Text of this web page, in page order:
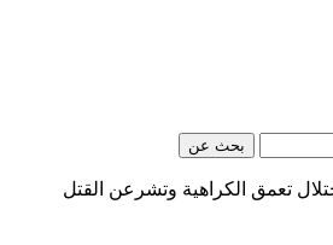
بحث عن
تعمق الكراهية وتشرعن القتل